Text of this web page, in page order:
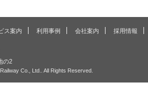
ス案内 利用事例 会社案内 採用情報
の2
Co., Ltd.. All Rights Reserved.